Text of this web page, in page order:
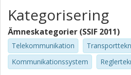
Kategorisering
Ämneskategorier (SSIF 2011)
Telekommunikation
Kommunikationssystem